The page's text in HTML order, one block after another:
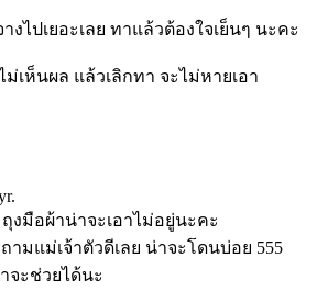
งไปเยอะเลย ทาแล้วต้องใจเย็นๆ นะคะ
เห็นผล แล้วเลิกทา จะไม่หายเอา
งมือผ้าน่าจะเอาไม่อยู่นะคะ
ามแม่เจ้าตัวดีเลย น่าจะโดนบ่อย 555
จะช่วยได้นะ